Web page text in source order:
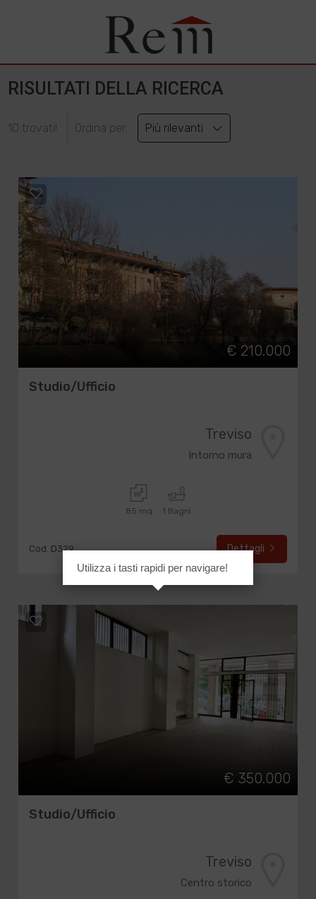
RISULTATI DELLA RICERCA
10 trovati! Ordina per: Più rilevanti
€ 210.000
Studio/Ufficio
Treviso
Intorno mura
85 mq 1 Bagni
Cod. D329 Dettagli
€ 350.000
Studio/Ufficio
Treviso
Centro storico
Utilizza i tasti rapidi per navigare!